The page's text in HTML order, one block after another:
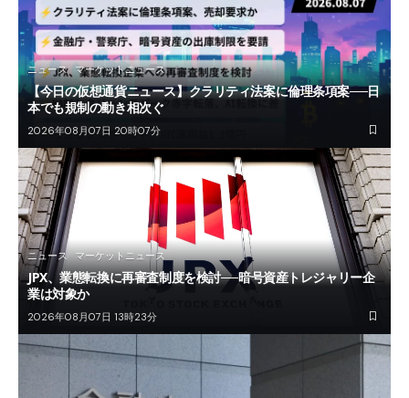
ニュース マーケットニュース
【今日の仮想通貨ニュース】クラリティ法案に倫理条項案──日
本でも規制の動き相次ぐ
2026年08月07日 20時07分
ニュース マーケットニュース
JPX、業態転換に再審査制度を検討──暗号資産トレジャリー企
業は対象か
2026年08月07日 13時23分